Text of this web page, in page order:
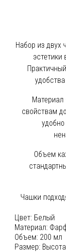
Набор из двух
Материал
свойствам
Объем
Чашки
Цвет: Белый
Материал:
Объем: 200 мл
Размер: